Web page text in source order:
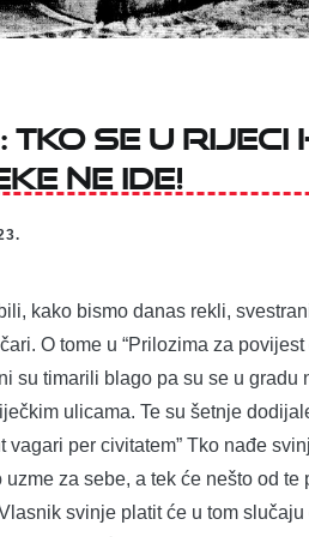
Tko se u
ne ide!
kako bismo danas rekli,
O tome u “Prilozima za
su timarili blago pa su se u
ulicama. Te su šetnje
vagari per civitatem” Tko nađe
za sebe, a tek će nešto od
svinje platit će u tom